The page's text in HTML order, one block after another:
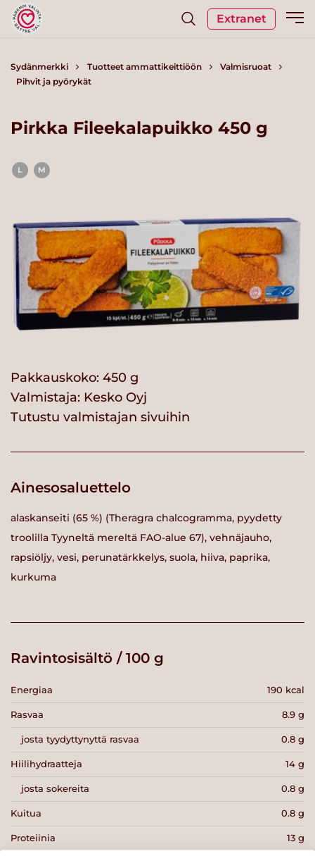
Extranet
Sydänmerkki Tuotteet ammattikeittiöön
Valmisruoat
Pihvit ja pyörykät
Pirkka Fileekalapuikko 450 g
L M
Pakkauskoko: 450 g
Valmistaja: Kesko Oyj
Tutustu valmistajan sivuihin
Ainesosaluettelo
alaskanseiti (65 %) (Theragra chalcogramma, pyydetty
troolilla Tyyneltä mereltä FAO-alue 67), vehnäjauho,
rapsiöljy, vesi, perunatärkkelys, suola, hiiva, paprika,
kurkuma
Ravintosisältö / 100 g
Energiaa 190 kcal
Rasvaa 8.9 g
josta tyydyttynyttä rasvaa 0.8 g
Hiilihydraatteja 14 g
josta sokereita 0.8 g
Kuitua 0.8 g
Proteiinia 13 g